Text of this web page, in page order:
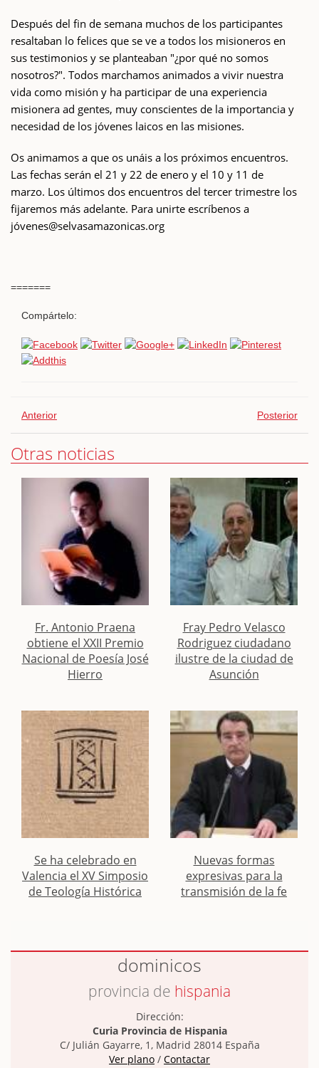
Después del fin de semana muchos de los participantes
resaltaban lo felices que se ve a todos los misioneros en
sus testimonios y se planteaban "¿por qué no somos
nosotros?". Todos marchamos animados a vivir nuestra
vida como misión y ha participar de una experiencia
misionera ad gentes, muy conscientes de la importancia y
necesidad de los jóvenes laicos en las misiones.
Os animamos a que os unáis a los próximos encuentros.
Las fechas serán el 21 y 22 de enero y el 10 y 11 de
marzo. Los últimos dos encuentros del tercer trimestre los
fijaremos más adelante. Para unirte escríbenos a
jóvenes@selvasamazonicas.org
=======
Compártelo:
Anterior Posterior
Otras noticias
Fr. Antonio Praena
obtiene el XXII Premio
Nacional de Poesía José
Hierro
Fray Pedro Velasco
Rodriguez ciudadano
ilustre de la ciudad de
Asunción
Se ha celebrado en
Valencia el XV Simposio
de Teología Histórica
Nuevas formas
expresivas para la
transmisión de la fe
dominicos
provincia de hispania
Dirección:
Curia Provincia de Hispania
C/ Julián Gayarre, 1, Madrid 28014 España
Ver plano / Contactar